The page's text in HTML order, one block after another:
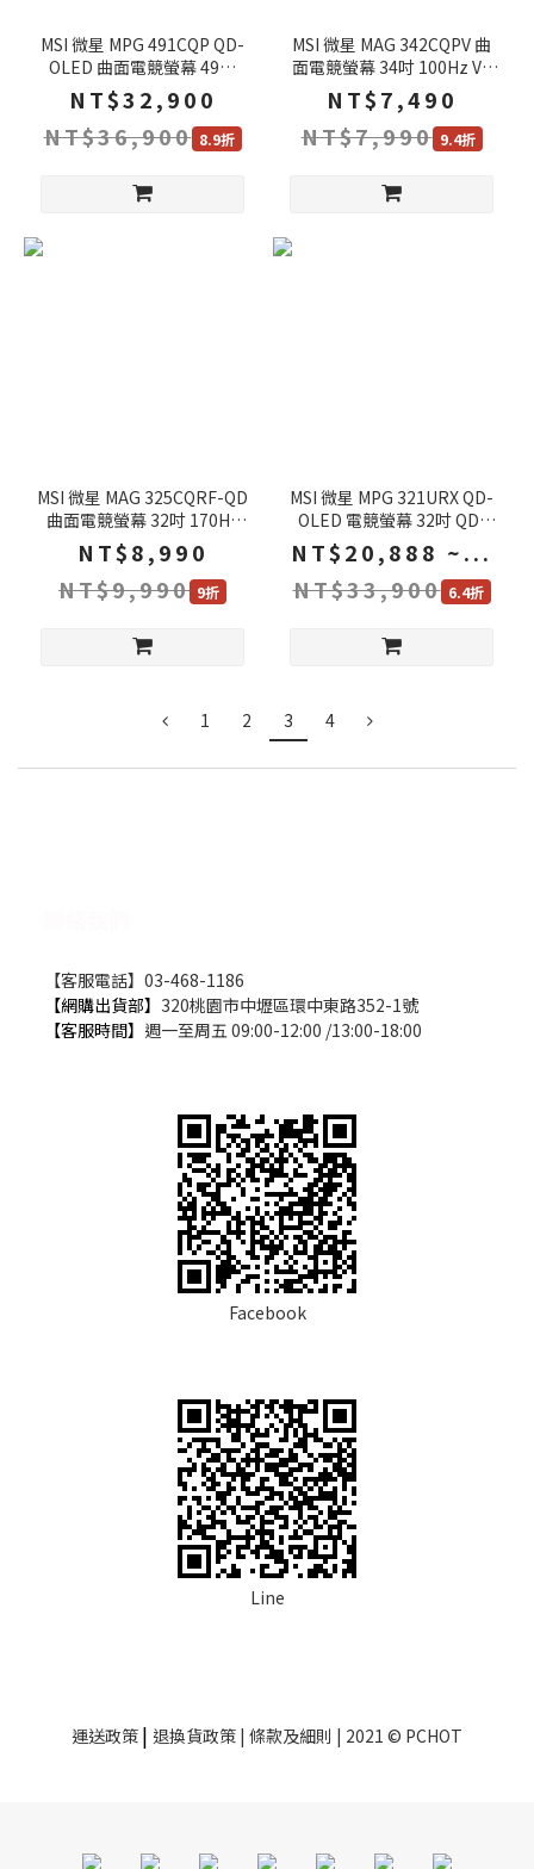
MSI 微星 MPG 491CQP QD-
OLED 曲面電競螢幕 49吋
144Hz QD-OLED DQHD
0.03ms HDR 1800R 可調式
支架 電腦螢幕 遊戲螢幕 曲面
螢幕 液晶螢幕
NT$32,900
NT$36,900 8.9折
MSI 微星 MAG 342CQPV 曲
面電競螢幕 34吋 100Hz VA
UWQHD 1ms HDR 1500R 可
調式支架 電腦螢幕 遊戲螢幕
曲面螢幕 液晶螢幕
NT$7,490
NT$7,990 9.4折
MSI 微星 MAG 325CQRF-QD
曲面電競螢幕 32吋 170Hz
Rapid VA WQHD 1ms HDR
1000R 可調式支架 電腦螢幕
遊戲螢幕 曲面螢幕 液晶螢幕
NT$8,990
NT$9,990 9折
MSI 微星 MPG 321URX QD-
OLED 電競螢幕 32吋 QD-
OLED UHD 240Hz 0.03ms
HDR 可調節支架 液晶螢幕 電
腦螢幕 遊戲螢幕
NT$20,888 ~...
NT$33,900 6.4折
1 2 3 4
【客服電話】03-468-1186
【網購出貨部】 320桃園市中壢區環中東路352-1號
【客服時間】 週一至周五 09:00-12:00 /13:00-18:00
Facebook
Line
運送政策 | 退換貨政策 | 條款及細則 | 2021 © PCHOT